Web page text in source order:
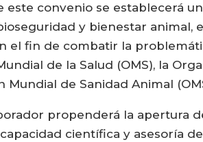
este convenio se establecerá
y bienestar animal,
el fin de combatir la
de la Salud (OMS), la
Mundial de Sanidad Animal
propenderá la apertura
científica y asesoría